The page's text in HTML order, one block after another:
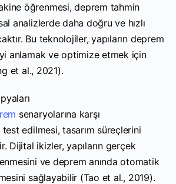
öğrenmesi, deprem tahmin
analizlerde daha doğru ve hızlı
Bu teknolojiler, yapıların deprem
iyi anlamak ve optimize etmek için
et al., 2021).
senaryolarına karşı
test edilmesi, tasarım süreçlerini
Dijital ikizler, yapıların gerçek
ve deprem anında otomatik
sağlayabilir (Tao et al., 2019).